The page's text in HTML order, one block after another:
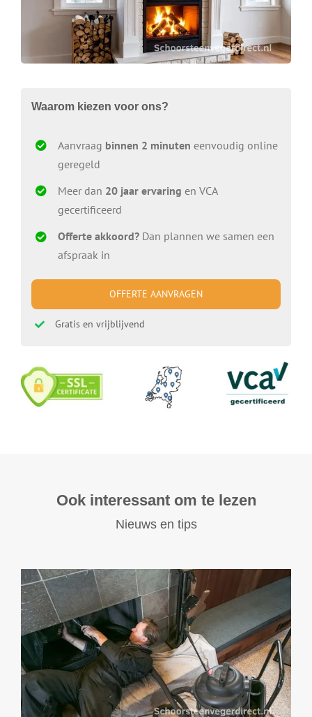
Waarom kiezen voor ons?
Aanvraag binnen 2 minuten eenvoudig online
geregeld
Meer dan 20 jaar ervaring en VCA
gecertificeerd
Offerte akkoord? Dan plannen we samen een
afspraak in
OFFERTE AANVRAGEN
Gratis en vrijblijvend
Ook interessant om te lezen
Nieuws en tips